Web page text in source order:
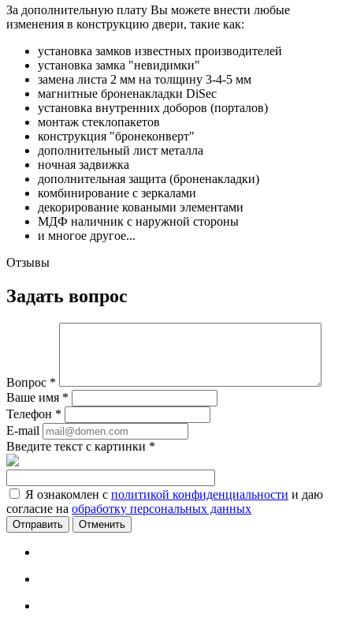
За дополнительную плату Вы можете внести любые
изменения в конструкцию двери, такие как:
установка замков известных производителей
установка замка "невидимки"
замена листа 2 мм на толщину 3-4-5 мм
магнитные броненакладки DiSec
установка внутренних доборов (порталов)
монтаж стеклопакетов
конструкция "бронеконверт"
дополнительный лист металла
ночная задвижка
дополнительная защита (броненакладки)
комбинирование с зеркалами
декорирование коваными элементами
МДФ наличник с наружной стороны
и многое другое...
Отзывы
Задать вопрос
Вопрос *
Ваше имя *
Телефон *
E-mail
Введите текст с картинки *
Я ознакомлен с политикой конфиденциальности и даю
согласие на обработку персональных данных
Отменить